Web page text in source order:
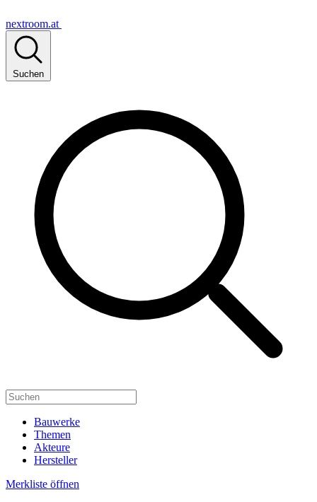
nextroom.at
Suchen
Bauwerke
Themen
Akteure
Hersteller
Merkliste öffnen